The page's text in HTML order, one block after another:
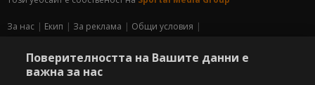
За нас Екип За рекламa
Общи условия
Управление на предпочитания
Поверителността на Вашите данни е
важна за нас